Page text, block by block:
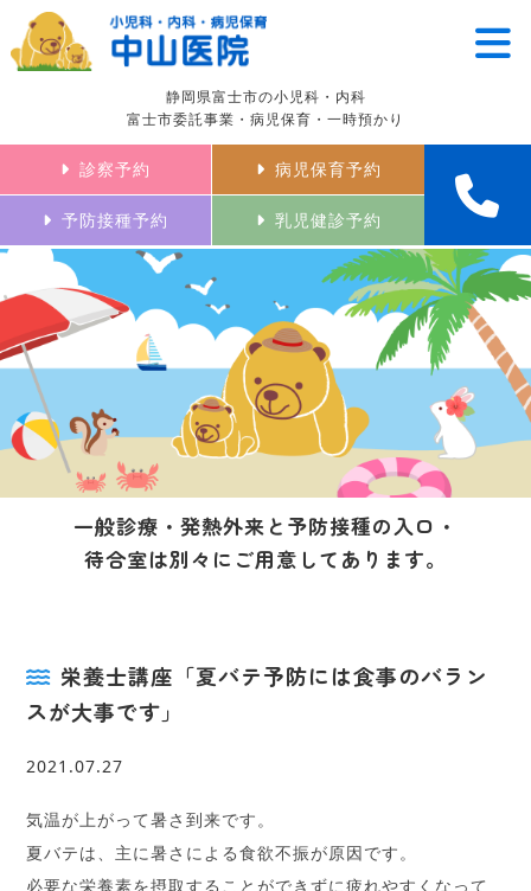
静岡県富士市の小児科・内科
富士市委託事業・病児保育・一時預かり
診察予約 病児保育予約
予防接種予約 乳児健診予約
一般診療・発熱外来と予防接種の入口・
待合室は別々にご用意してあります。
栄養士講座「夏バテ予防には食事のバラン
スが大事です」
2021.07.27
気温が上がって暑さ到来です。
夏バテは、主に暑さによる食欲不振が原因です。
必要な栄養素を摂取することができずに疲れやすくなって